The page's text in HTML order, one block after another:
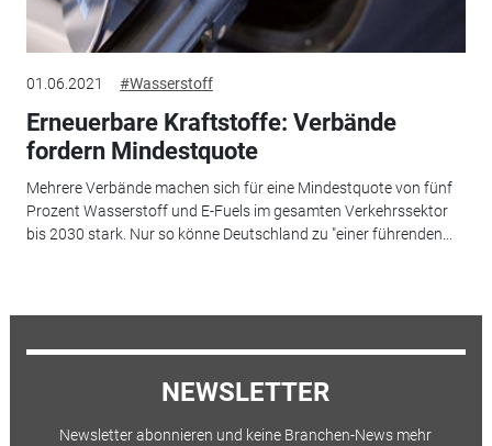
01.06.2021 #Wasserstoff
Erneuerbare Kraftstoffe: Verbände
fordern Mindestquote
Mehrere Verbände machen sich für eine Mindestquote von fünf
Prozent Wasserstoff und E-Fuels im gesamten Verkehrssektor
bis 2030 stark. Nur so könne Deutschland zu "einer führenden...
NEWSLETTER
Newsletter abonnieren und keine Branchen-News mehr